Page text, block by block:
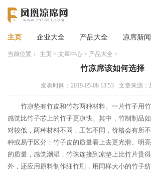
主页 企业大全 产品大全 凉席新闻
当前位置： 主页 > 文章中心 > 产品大全 >
竹凉席该如何选择
发表时间：2019-05-08 13:53 文章来源：
竹凉垫有竹皮和竹芯两种材料。一片竹子用
感觉比竹子芯上的竹子更凉快。其中，竹制制品
对较低，两种材料不同，工艺不同，价格会有所
种或易于区分：竹子皮的质量看上去更光滑、明
的质量，感觉潮湿，竹珠连接到凉垫上比竹片贵
外，还应用原料制作细竹刷，用同样大小的竹子